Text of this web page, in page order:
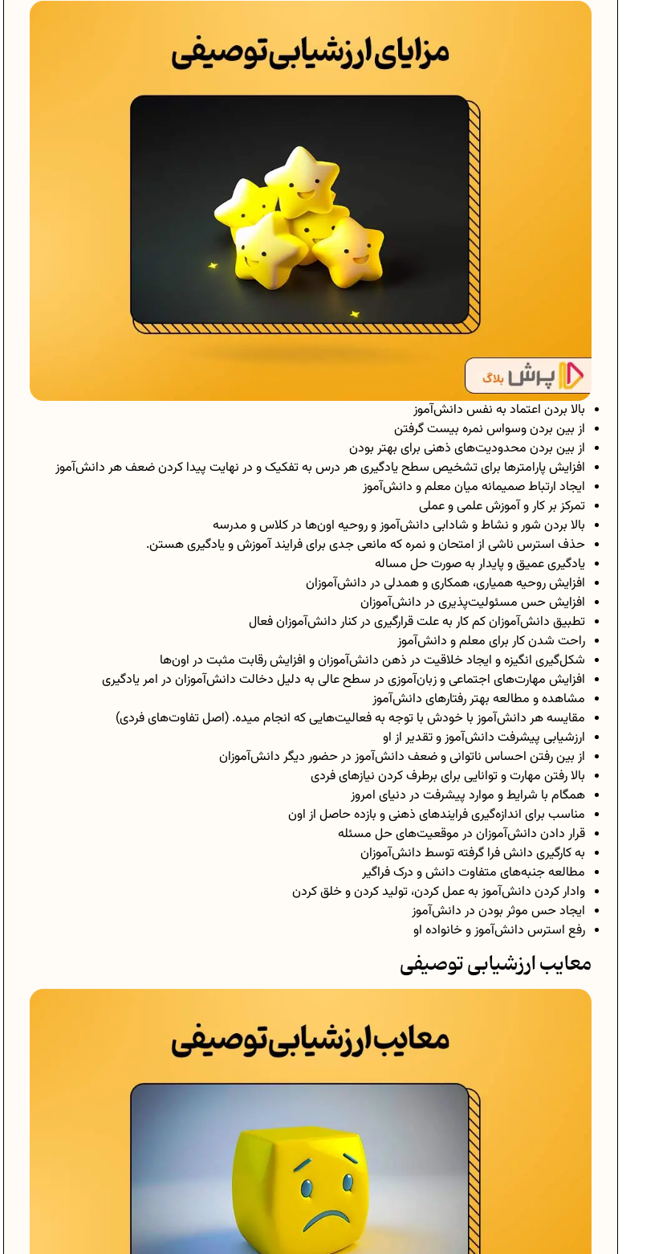
بالا بردن اعتماد به نفس دانش‌آموز
از بین بردن وسواس نمره بیست گرفتن
از بین بردن محدودیت‌های ذهنی برای بهتر بودن
افزایش پارامترها برای تشخیص سطح یادگیری هر درس به تفکیک و در نهایت پیدا کردن ضعف هر دانش‌آموز
ایجاد ارتباط صمیمانه میان معلم و دانش‌آموز
تمرکز بر کار و آموزش علمی و عملی
بالا بردن شور و نشاط و شادابی دانش‌آموز و روحیه اون‌ها در کلاس و مدرسه
حذف استرس ناشی از امتحان و نمره که مانعی جدی برای فرایند آموزش و یادگیری هستن.
یادگیری عمیق و پایدار به صورت حل مساله
افزایش روحیه همیاری، همکاری و همدلی در دانش‌آموزان
افزایش حس مسئولیت‌پذیری در دانش‌آموزان
تطبیق دانش‌آموزان کم کار به علت قرارگیری در کنار دانش‌آموزان فعال
راحت شدن کار برای معلم و دانش‌آموز
شکل‌گیری انگیزه و ایجاد خلاقیت در ذهن دانش‌آموزان و افزایش رقابت مثبت در اون‌ها
افزایش مهارت‌های اجتماعی و زبان‌آموزی در سطح عالی به دلیل دخالت دانش‌آموزان در امر یادگیری
مشاهده و مطالعه بهتر رفتارهای دانش‌آموز
مقایسه هر دانش‌آموز با خودش با توجه به فعالیت‌هایی که انجام میده. (اصل تفاوت‌های فردی)
ارزشیابی پیشرفت دانش‌آموز و تقدیر از او
از بین رفتن احساس ناتوانی و ضعف دانش‌آموز در حضور دیگر دانش‌آموزان
بالا رفتن مهارت و توانایی برای برطرف کردن نیازهای فردی
همگام با شرایط و موارد پیشرفت در دنیای امروز
مناسب برای اندازه‌گیری فرایندهای ذهنی و بازده حاصل از اون
قرار دادن دانش‌آموزان در موقعیت‌های حل مسئله
به کارگیری دانش فرا گرفته توسط دانش‌آموزان
مطالعه جنبه‌های متفاوت دانش و درک فراگیر
وادار کردن دانش‌آموز به عمل کردن، تولید کردن و خلق کردن
ایجاد حس موثر بودن در دانش‌آموز
رفع استرس دانش‌آموز و خانواده او
معایب ارزشیابی توصیفی